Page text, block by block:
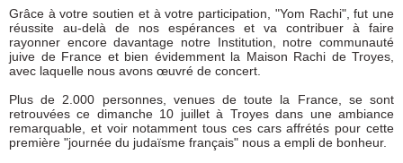
Grâce à votre soutien et à votre participation, "Yom Rachi", fut une
réussite au-delà de nos espérances et va contribuer à faire
rayonner encore davantage notre Institution, notre communauté
juive de France et bien évidemment la Maison Rachi de Troyes,
avec laquelle nous avons œuvré de concert.
Plus de 2.000 personnes, venues de toute la France, se sont
retrouvées ce dimanche 10 juillet à Troyes dans une ambiance
remarquable, et voir notamment tous ces cars affrétés pour cette
première "journée du judaïsme français" nous a empli de bonheur.